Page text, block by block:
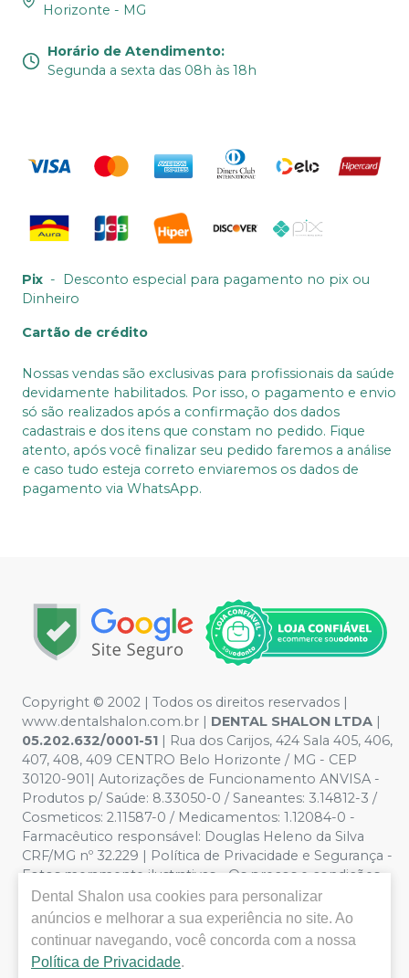
Horizonte - MG
Horário de Atendimento:
Segunda a sexta das 08h às 18h
Pix - Desconto especial para pagamento no pix ou
Dinheiro
Cartão de crédito
Nossas vendas são exclusivas para profissionais da saúde
devidamente habilitados. Por isso, o pagamento e envio
só são realizados após a confirmação dos dados
cadastrais e dos itens que constam no pedido. Fique
atento, após você finalizar seu pedido faremos a análise
e caso tudo esteja correto enviaremos os dados de
pagamento via WhatsApp.
Copyright © 2002 | Todos os direitos reservados |
www.dentalshalon.com.br | DENTAL SHALON LTDA |
05.202.632/0001-51 | Rua dos Carijos, 424 Sala 405, 406,
407, 408, 409 CENTRO Belo Horizonte / MG - CEP
30120-901| Autorizações de Funcionamento ANVISA -
Produtos p/ Saúde: 8.33050-0 / Saneantes: 3.14812-3 /
Cosmeticos: 2.11587-0 / Medicamentos: 1.12084-0 -
Farmacêutico responsável: Douglas Heleno da Silva
CRF/MG nº 32.229 | Política de Privacidade e Segurança -
Fotos meramente ilustrativas - Os preços e condições
da loja virtual estão sujeitos a alterações. Em caso de
divergência de preços no site, o valor válido é o do
Carrinho de Compra. Não vendemos por atacado, por
isso nos reservamos o direito de não atender compras
de grandes volumes pelo site.
Dental Shalon usa cookies para personalizar
anúncios e melhorar a sua experiência no site. Ao
continuar navegando, você concorda com a nossa
Política de Privacidade.